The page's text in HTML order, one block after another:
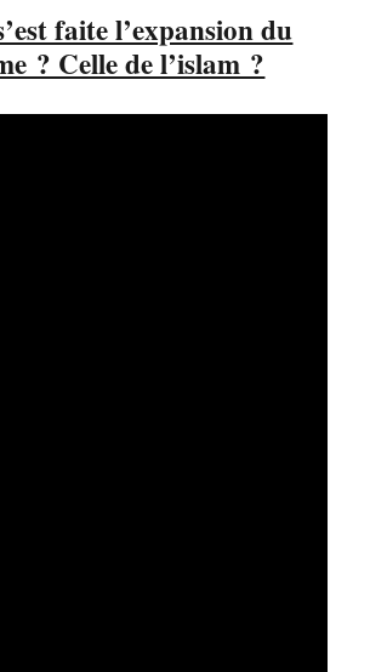
faite l’expansion du
? Celle de l’islam ?